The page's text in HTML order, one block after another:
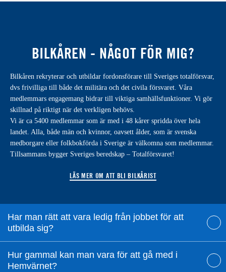
BILKÅREN - NÅGOT FÖR MIG?
Bilkåren rekryterar och utbildar fordonsförare till Sveriges totalförsvar,
dvs frivilliga till både det militära och det civila försvaret. Våra
medlemmars engagemang bidrar till viktiga samhällsfunktioner. Vi gör
skillnad på riktigt när det verkligen behövs.
Vi är ca 5400 medlemmar som är med i 48 kårer spridda över hela
landet. Alla, både män och kvinnor, oavsett ålder, som är svenska
medborgare eller folkbokförda i Sverige är välkomna som medlemmar.
Tillsammans bygger Sveriges beredskap – Totalförsvaret!
LÄS MER OM ATT BLI BILKÅRIST
Har man rätt att vara ledig från jobbet för att
utbilda sig?
Hur gammal kan man vara för att gå med i
Hemvärnet?